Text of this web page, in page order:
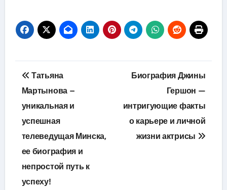
Навигация
по
записям
Татьяна
Мартынова –
уникальная и
успешная
телеведущая Минска,
ее биография и
непростой путь к
успеху!
Биография Джины
Гершон —
интригующие факты
о карьере и личной
жизни актрисы